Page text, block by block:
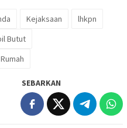
Kejaksaan
lhkpn
Butut
Rumah
SEBARKAN